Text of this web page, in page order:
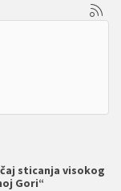
sticanja visokog
Gori“